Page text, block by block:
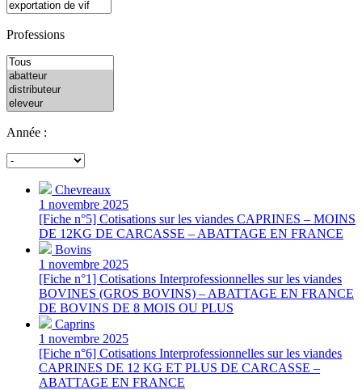
Professions
Année :
Chevreaux
1 novembre 2025
[Fiche n°5] Cotisations sur les viandes CAPRINES – MOINS
DE 12KG DE CARCASSE – ABATTAGE EN FRANCE
Bovins
1 novembre 2025
[Fiche n°1] Cotisations Interprofessionnelles sur les viandes
BOVINES (GROS BOVINS) – ABATTAGE EN FRANCE
DE BOVINS DE 8 MOIS OU PLUS
Caprins
1 novembre 2025
[Fiche n°6] Cotisations Interprofessionnelles sur les viandes
CAPRINES DE 12 KG ET PLUS DE CARCASSE –
ABATTAGE EN FRANCE